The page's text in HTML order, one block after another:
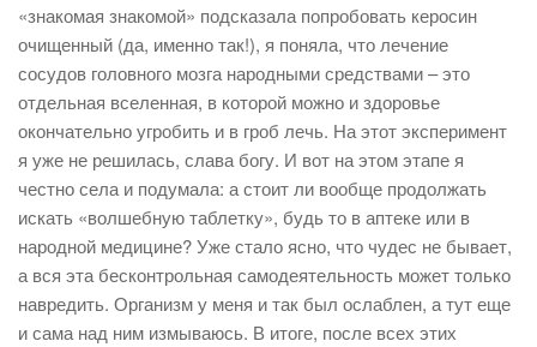
«знакомая знакомой» подсказала попробовать керосин
очищенный (да, именно так!), я поняла, что лечение
сосудов головного мозга народными средствами – это
отдельная вселенная, в которой можно и здоровье
окончательно угробить и в гроб лечь. На этот эксперимент
я уже не решилась, слава богу. И вот на этом этапе я
честно села и подумала: а стоит ли вообще продолжать
искать «волшебную таблетку», будь то в аптеке или в
народной медицине? Уже стало ясно, что чудес не бывает,
а вся эта бесконтрольная самодеятельность может только
навредить. Организм у меня и так был ослаблен, а тут еще
и сама над ним измываюсь. В итоге, после всех этих